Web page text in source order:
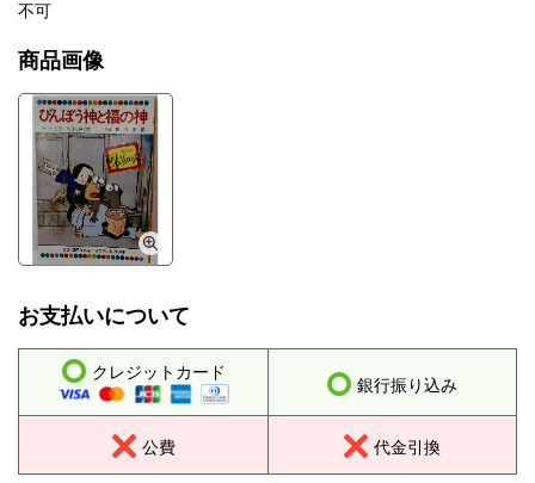
不可
商品画像
お支払いについて
クレジットカード
銀行振り込み
公費 代金引換